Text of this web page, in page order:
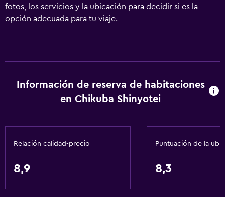
fotos, los servicios y la ubicación para decidir si es la
opción adecuada para tu viaje.
Información de reserva de habitaciones
en Chikuba Shinyotei
Relación calidad-precio
8,9
Puntuación de la
8,3